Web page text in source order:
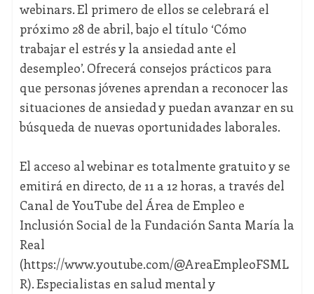
webinars. El primero de ellos se celebrará el
próximo 28 de abril, bajo el título ‘Cómo
trabajar el estrés y la ansiedad ante el
desempleo’. Ofrecerá consejos prácticos para
que personas jóvenes aprendan a reconocer las
situaciones de ansiedad y puedan avanzar en su
búsqueda de nuevas oportunidades laborales.
El acceso al webinar es totalmente gratuito y se
emitirá en directo, de 11 a 12 horas, a través del
Canal de YouTube del Área de Empleo e
Inclusión Social de la Fundación Santa María la
Real
(https://www.youtube.com/@AreaEmpleoFSML
R). Especialistas en salud mental y